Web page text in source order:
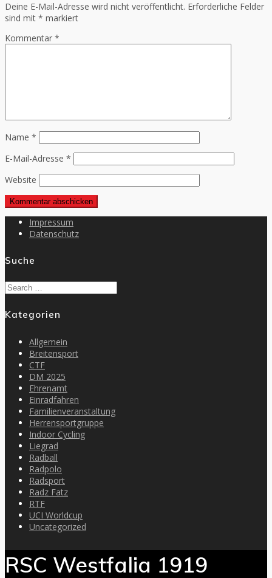
Deine E-Mail-Adresse wird nicht veröffentlicht. Erforderliche Felder
sind mit * markiert
Kommentar *
Name *
E-Mail-Adresse *
Website
Impressum
Datenschutz
Suche
Search
for:
Kategorien
Allgemein
Breitensport
CTF
DM 2025
Ehrenamt
Einradfahren
Familienveranstaltung
Herrensportgruppe
Indoor Cycling
Liegrad
Radball
Radpolo
Radsport
Radz Fatz
RTF
UCI Worldcup
Uncategorized
RSC Westfalia 1919